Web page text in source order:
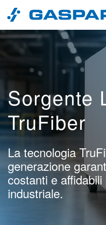
Vai al contenuto
Sorgente
TruFiber
La tecnologia
generazione
costanti e
industriale.